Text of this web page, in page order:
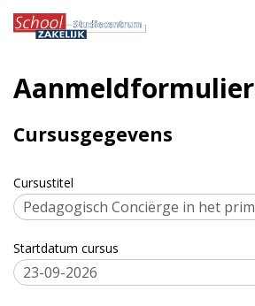
Aanmeldformulier
Cursusgegevens
Cursustitel
Startdatum cursus